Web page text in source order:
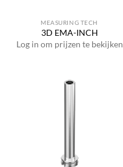
MEASURING TECH
3D EMA-INCH
Log in om prijzen te bekijken